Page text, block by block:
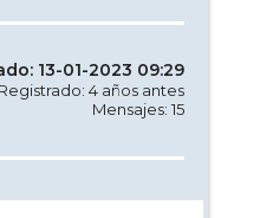
13-01-2023 09:29
Registrado: 4 años antes
Mensajes: 15